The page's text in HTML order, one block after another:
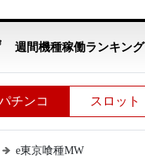
週間機種稼働ランキング
チンコ スロット
e東京喰種MW